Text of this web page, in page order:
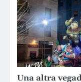
Una altra